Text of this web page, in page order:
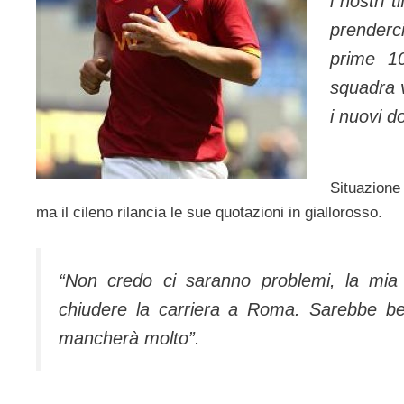
prime
squadra
i nuovi
ma il cileno rilancia le sue quotazioni in giallorosso.
“Non credo ci saranno problemi, la
chiudere la carriera a Roma. Sarebbe
mancherà molto”.